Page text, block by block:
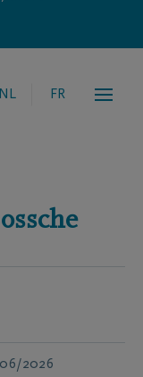
NL FR
2026